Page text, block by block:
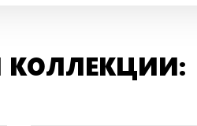
КОЛЛЕКЦИИ: